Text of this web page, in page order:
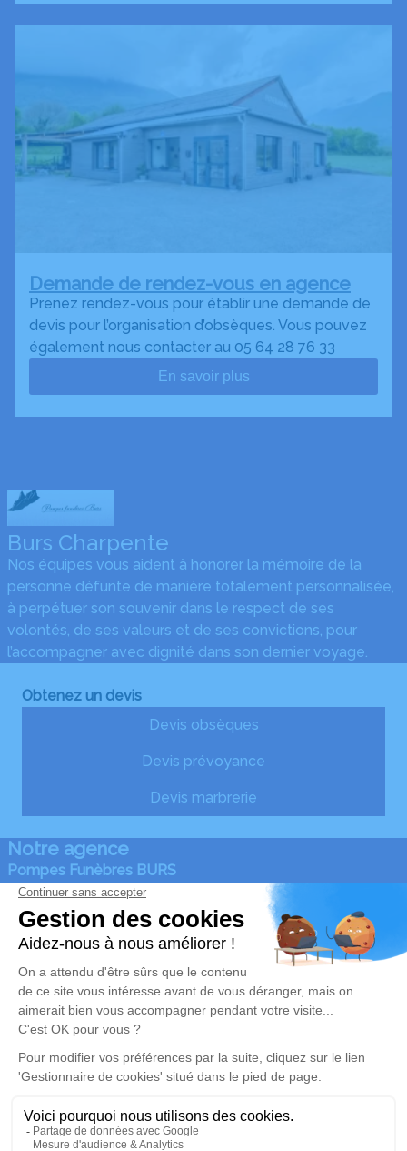
Demande de rendez-vous en agence
Prenez rendez-vous pour établir une demande de
devis pour l’organisation d’obsèques. Vous pouvez
également nous contacter au 05 64 28 76 33
En savoir plus
Burs Charpente
Nos équipes vous aident à honorer la mémoire de la
personne défunte de manière totalement personnalisée,
à perpétuer son souvenir dans le respect de ses
volontés, de ses valeurs et de ses convictions, pour
l’accompagner avec dignité dans son dernier voyage.
Obtenez un devis
Devis obsèques
Devis prévoyance
Devis marbrerie
Notre agence
Pompes Funèbres BURS
05 64 28 76 33
gerard.burs@wanadoo.fr
310 chemin de Lengoust - 64490 - Osse-en-Aspe
5/5 - 6 avis
Nos Services
Organiser des obsèques
Monuments funéraires
Services aux familles
Liens utiles
Avis de décès
en agence
Mentions légales
Politique de traitement des données personnelles